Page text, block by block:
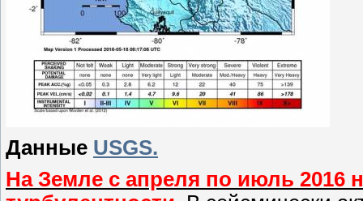
Данные USGS.
На Земле с апреля по июль 2016